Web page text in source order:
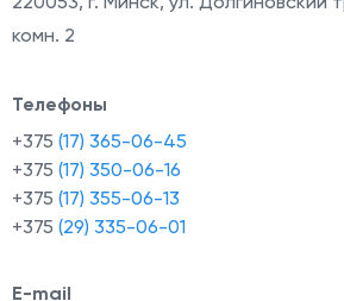
комн. 2
Телефоны
+375 (17) 365-06-45
+375 (17) 350-06-16
+375 (17) 355-06-13
+375 (29) 335-06-01
E-mail